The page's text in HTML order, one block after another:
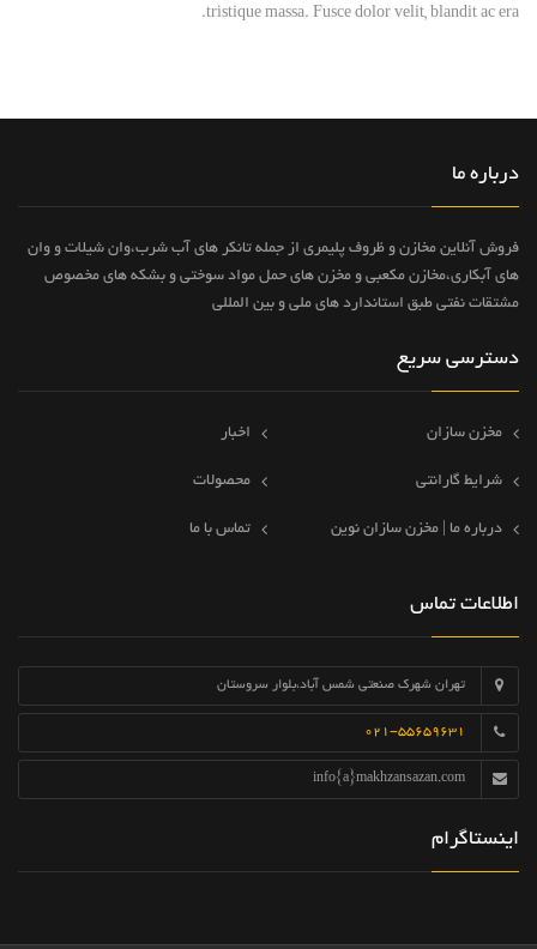
tristique massa. Fusce dolor velit, blandit ac era.
درباره ما
فروش آنلاین مخازن و ظروف پلیمری از جمله تانکر های آب شرب،وان شیلات و وان
های آبکاری،مخازن مکعبی و مخزن های حمل مواد سوختی و بشکه های مخصوص
مشتقات نفتی طبق استاندارد های ملی و بین المللی
دسترسی سریع
مخزن سازان اخبار
شرایط گارانتی محصولات
درباره ما | مخزن سازان نوین تماس با ما
اطلاعات تماس
تهران شهرک صنعتی شمس آباد،بلوار سروستان
021-55659631
info{a}makhzansazan.com
اینستاگرام